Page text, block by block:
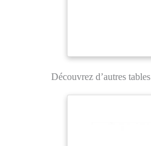
Découvrez d’autres